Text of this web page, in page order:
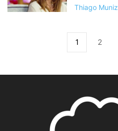
Thiago Muniz
1 2